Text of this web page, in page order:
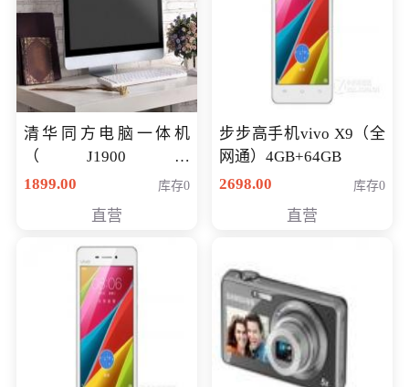
清华同方电脑一体机
（J1900四
核/4G/120G0.8CM厚度
1899.00 库存0
直营
步步高手机vivo X9（全
网通）4GB+64GB
2698.00
库存0
直营